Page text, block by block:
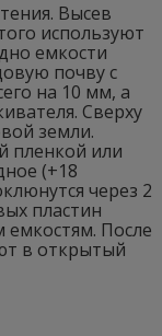
Высев
используют
емкости
почву с
на 10 мм, а
Сверху
земли.
пленкой или
(+18
через 2
пластин
После
в открытый